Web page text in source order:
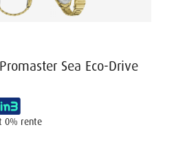
Sea Eco-Drive
0% rente